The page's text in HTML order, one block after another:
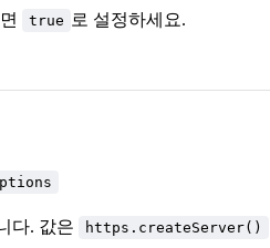
true 로 설정하세요.
다. 값은 https.createServer()